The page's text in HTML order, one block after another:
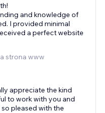
and knowledge of
I provided minimal
a perfect website
strona www
appreciate the kind
to work with you and
pleased with the